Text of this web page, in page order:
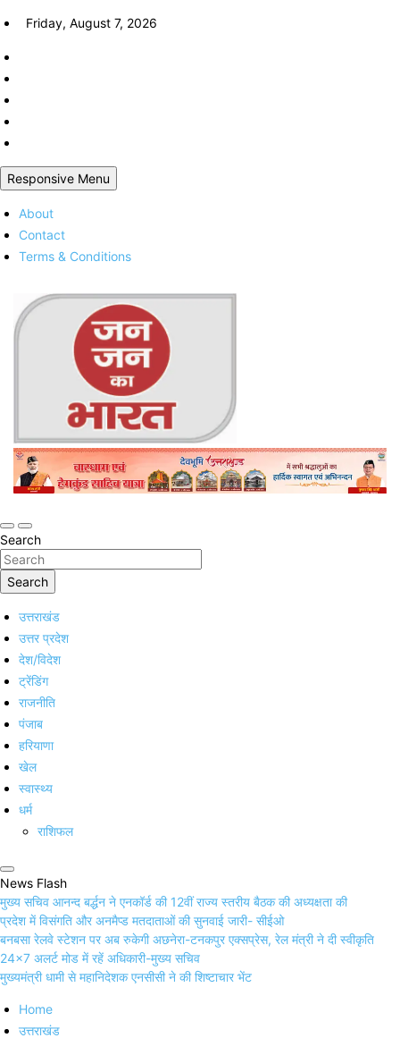
Skip
content
Friday, August 7, 2026
Responsive Menu
About
Contact
Terms & Conditions
Jan Jan Ka Bharat
Online Trending Hindi News Website
Search
Search
उत्तराखंड
उत्तर प्रदेश
देश/विदेश
ट्रेंडिंग
राजनीति
पंजाब
हरियाणा
खेल
स्वास्थ्य
धर्म
राशिफल
News Flash
मुख्य सचिव आनन्द बर्द्धन ने एनकॉर्ड की 12वीं राज्य स्तरीय बैठक की अध्यक्षता की
प्रदेश में विसंगति और अनमैप्ड मतदाताओं की सुनवाई जारी- सीईओ
बनबसा रेलवे स्टेशन पर अब रुकेगी अछनेरा-टनकपुर एक्सप्रेस, रेल मंत्री ने दी स्वीकृति
24×7 अलर्ट मोड में रहें अधिकारी-मुख्य सचिव
मुख्यमंत्री धामी से महानिदेशक एनसीसी ने की शिष्टाचार भेंट
Home
उत्तराखंड